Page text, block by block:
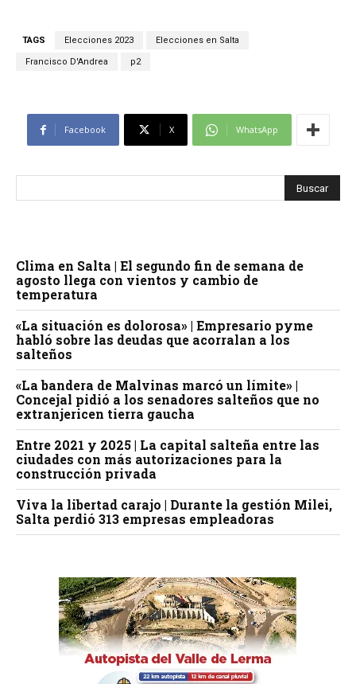
TAGS Elecciones 2023 Elecciones en Salta
Francisco D'Andrea p2
Facebook X WhatsApp
Clima en Salta | El segundo fin de semana de
agosto llega con vientos y cambio de
temperatura
«La situación es dolorosa» | Empresario pyme
habló sobre las deudas que acorralan a los
salteños
«La bandera de Malvinas marcó un límite» |
Concejal pidió a los senadores salteños que no
extranjericen tierra gaucha
Entre 2021 y 2025 | La capital salteña entre las
ciudades con más autorizaciones para la
construcción privada
Viva la libertad carajo | Durante la gestión Milei,
Salta perdió 313 empresas empleadoras